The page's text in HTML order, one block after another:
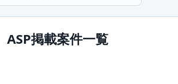
ASP掲載案件一覧